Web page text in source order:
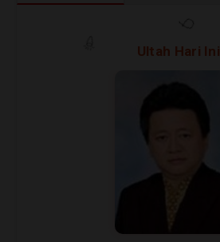
🎈
Ultah Hari Ini